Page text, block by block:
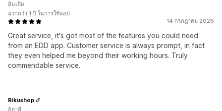
14 กรกฎาคม 2026
Great service, it's got most of the features you could need
from an EDD app. Customer service is always prompt, in fact
they even helped me beyond their working hours. Truly
commendable service.
อินเดีย
มากกว่า 1 ปี ในการใช้แอป
Rikushop
อิตาลี